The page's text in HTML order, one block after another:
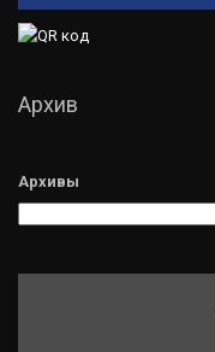
Архив
Архивы